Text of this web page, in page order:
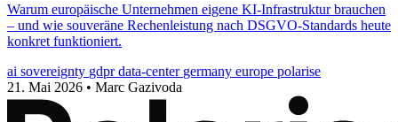
Warum europäische Unternehmen eigene KI-Infrastruktur brauchen
– und wie souveräne Rechenleistung nach DSGVO-Standards heute
konkret funktioniert.
ai sovereignty gdprdata-center germany europe polarise
21. Mai 2026 • Marc Gazivoda